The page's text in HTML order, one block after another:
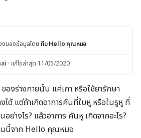
ของข้อมูลโดย ทีม Hello คุณหมอ
· แก้ไขล่าสุด 11/05/2020
องร่างกายนั้น แค่เกา หรือใช้ยารักษา
ได้ แต่ถ้าเกิดอาการคันที่ใบหู หรือในรูหู ที่
อย่างไร? แล้วอาการ คันหู เกิดจากอะไร?
มนี้จาก Hello คุณหมอ